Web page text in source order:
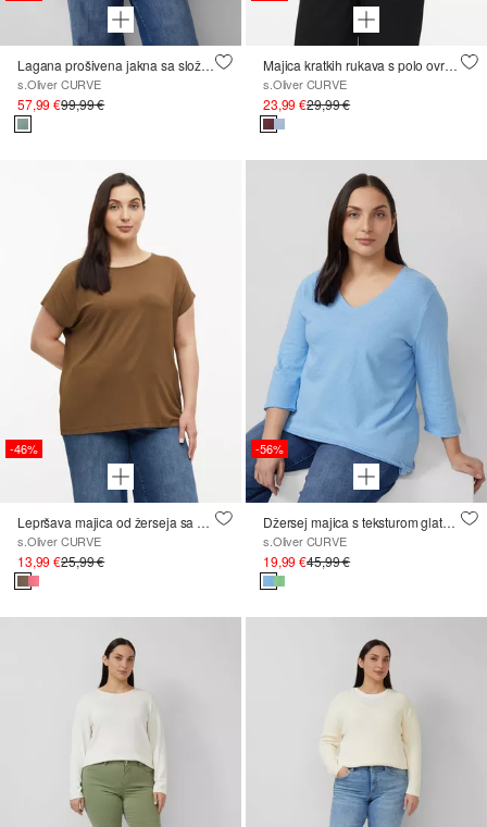
Lagana prošivena jakna sa složivim dizajnom
s.Oliver CURVE
57,99 €99,99 €
Majica kratkih rukava s polo ovratnikom i spuštenim ramenima
s.Oliver CURVE
23,99 €29,99 €
-46%
Lepršava majica od žerseja sa spuštenim ramenima
s.Oliver CURVE
13,99 €25,99 €
-56%
Džersej majica s teksturom glatke pređe i zaobljenim rubom
s.Oliver CURVE
19,99 €45,99 €